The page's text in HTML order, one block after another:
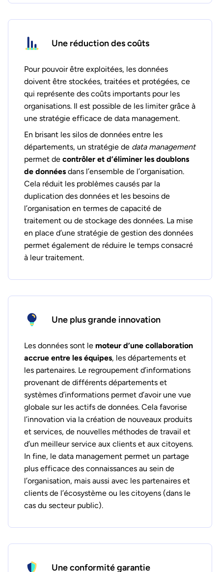
Une réduction des coûts
Pour pouvoir être exploitées, les données
doivent être stockées, traitées et protégées, ce
qui représente des coûts importants pour les
organisations. Il est possible de les limiter grâce à
une stratégie efficace de data management.
En brisant les silos de données entre les
départements, un stratégie de data management
permet de contrôler et d’éliminer les doublons
de données dans l’ensemble de l’organisation.
Cela réduit les problèmes causés par la
duplication des données et les besoins de
l’organisation en termes de capacité de
traitement ou de stockage des données. La mise
en place d’une stratégie de gestion des données
permet également de réduire le temps consacré
à leur traitement.
Une plus grande innovation
Les données sont le moteur d’une collaboration
accrue entre les équipes, les départements et
les partenaires. Le regroupement d’informations
provenant de différents départements et
systèmes d’informations permet d’avoir une vue
globale sur les actifs de données. Cela favorise
l’innovation via la création de nouveaux produits
et services, de nouvelles méthodes de travail et
d’un meilleur service aux clients et aux citoyens.
In fine, le data management permet un partage
plus efficace des connaissances au sein de
l’organisation, mais aussi avec les partenaires et
clients de l’écosystème ou les citoyens (dans le
cas du secteur public).
Une conformité garantie